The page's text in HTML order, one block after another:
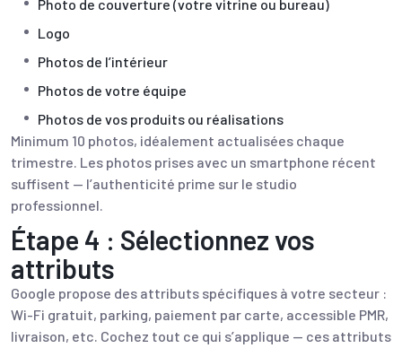
Photo de couverture (votre vitrine ou bureau)
Logo
Photos de l’intérieur
Photos de votre équipe
Photos de vos produits ou réalisations
Minimum 10 photos, idéalement actualisées chaque
trimestre. Les photos prises avec un smartphone récent
suffisent — l’authenticité prime sur le studio
professionnel.
Étape 4 : Sélectionnez vos
attributs
Google propose des attributs spécifiques à votre secteur :
Wi-Fi gratuit, parking, paiement par carte, accessible PMR,
livraison, etc. Cochez tout ce qui s’applique — ces attributs